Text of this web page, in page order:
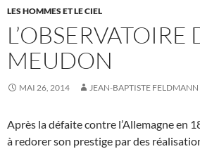
LES HOMMES ET LE CIEL
L’OBSERVATOIRE
MEUDON
MAI 26, 2014 JEAN-BAPTISTE FELDMANN
Après la défaite contre l’Allemagne en
à redorer son prestige par des